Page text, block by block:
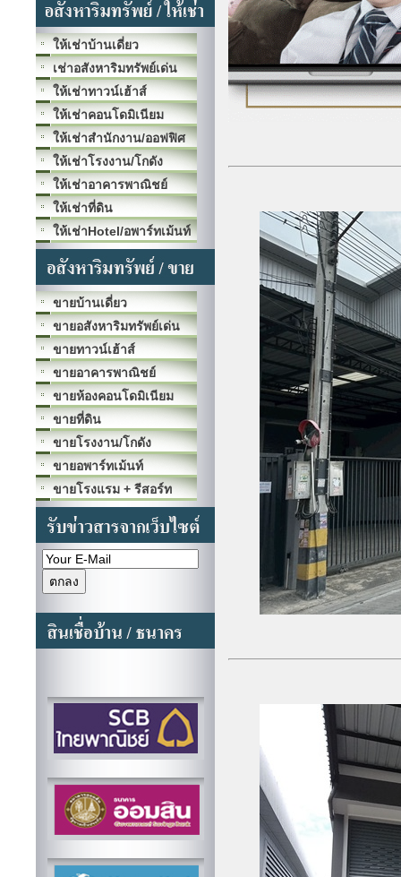
ให้เช่าบ้านเดี่ยว
เช่าอสังหาริมทรัพย์เด่น
ให้เช่าทาวน์เฮ้าส์
ให้เช่าคอนโดมิเนียม
ให้เช่าสำนักงาน/ออฟฟิศ
ให้เช่าโรงงาน/โกดัง
ให้เช่าอาคารพาณิชย์
ให้เช่าที่ดิน
ให้เช่าHotel/อพาร์ทเม้นท์
ขายบ้านเดี่ยว
ขายอสังหาริมทรัพย์เด่น
ขายทาวน์เฮ้าส์
ขายอาคารพาณิชย์
ขายห้องคอนโดมิเนียม
ขายที่ดิน
ขายโรงงาน/โกดัง
ขายอพาร์ทเม้นท์
ขายโรงแรม + รีสอร์ท